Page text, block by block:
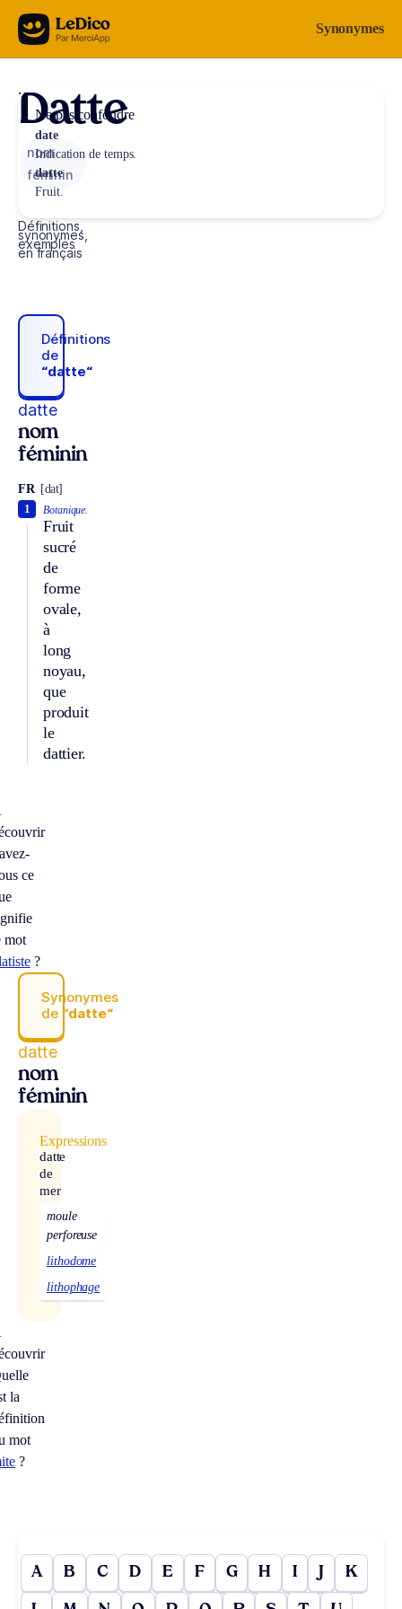
Aller au contenu Synonymes
Datte
nom
féminin
Définitions,
synonymes,
exemples
en français
Définitions
de
“datte“
datte
nom
féminin
FR [dat]
Botanique.
Fruit
sucré
de
forme
ovale,
à
long
noyau,
que
produit
le
dattier.
1
ce
mot
?
Synonymes
de “datte“
datte
nom
féminin
Expressions
datte
de
mer
moule
perforeuse
lithodome
lithophage
la
mot
?
Ne pas confondre
date
Indication de temps.
datte
Fruit.
A B C D E F G H I J K